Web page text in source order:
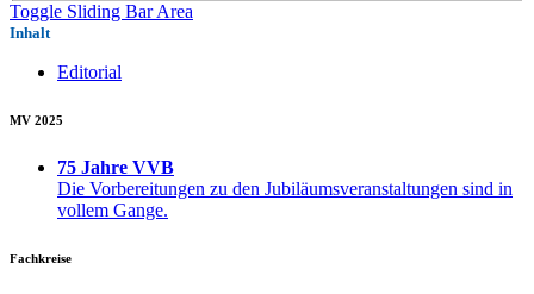
Toggle Sliding Bar Area
Inhalt
Editorial
MV 2025
75 Jahre VVB
Die Vorbereitungen zu den Jubiläumsveranstaltungen sind in
vollem Gange.
Fachkreise